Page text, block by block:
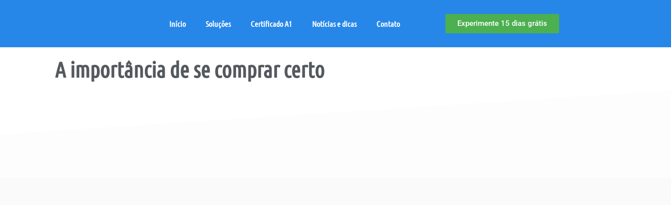
Início Soluções Certificado A1 Notícias e dicas Contato Experimente 15 dias grátis
Aimportância de se comprar certo